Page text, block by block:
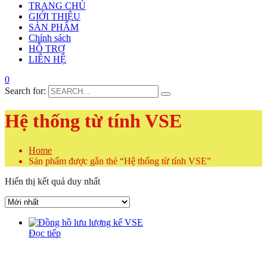
TRANG CHỦ
GIỚI THIỆU
SẢN PHẨM
Chính sách
HỖ TRỢ
LIÊN HỆ
0
Search for:
Hệ thống từ tính VSE
Home
Sản phẩm được gắn thẻ “Hệ thống từ tính VSE”
Hiển thị kết quả duy nhất
Đọc tiếp